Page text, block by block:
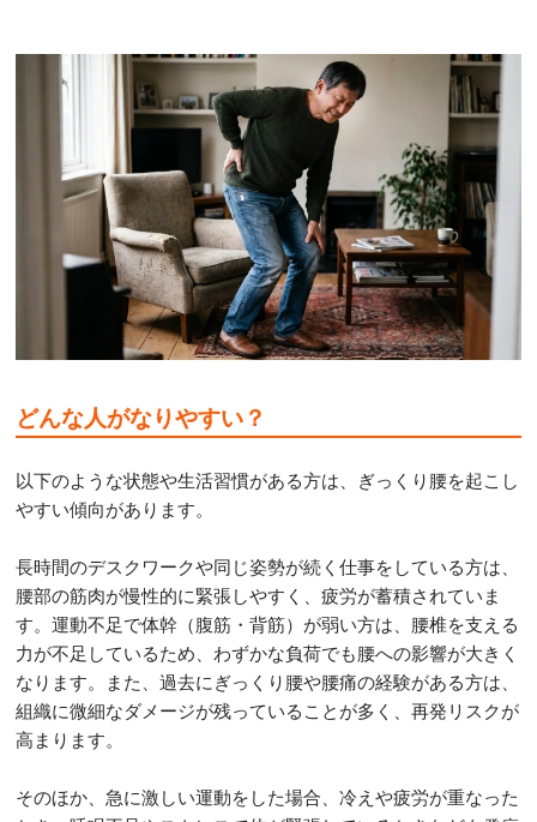
どんな人がなりやすい？
以下のような状態や生活習慣がある方は、ぎっくり腰を起こし
やすい傾向があります。
長時間のデスクワークや同じ姿勢が続く仕事をしている方は、
腰部の筋肉が慢性的に緊張しやすく、疲労が蓄積されていま
す。運動不足で体幹（腹筋・背筋）が弱い方は、腰椎を支える
力が不足しているため、わずかな負荷でも腰への影響が大きく
なります。また、過去にぎっくり腰や腰痛の経験がある方は、
組織に微細なダメージが残っていることが多く、再発リスクが
高まります。
そのほか、急に激しい運動をした場合、冷えや疲労が重なった